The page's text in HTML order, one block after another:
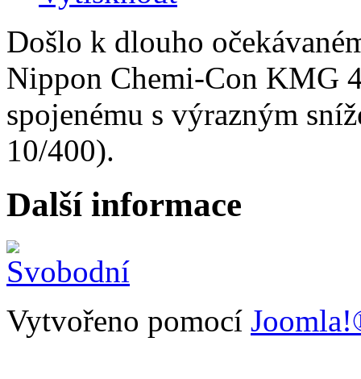
Došlo k dlouho
Nippon Chemi-Con KMG
spojenému s výrazným
10/400).
Další informace
Vytvořeno pomocí